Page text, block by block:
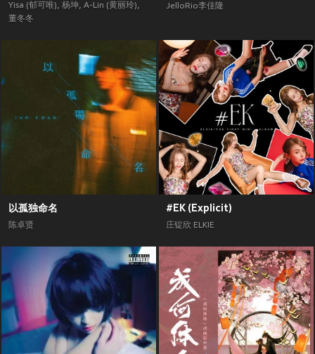
Yisa (郁可唯), 杨坤, A-Lin (黄丽玲),
董冬冬
JelloRio李佳隆
以孤独命名
陈卓贤
#EK (Explicit)
庄锭欣 ELKIE